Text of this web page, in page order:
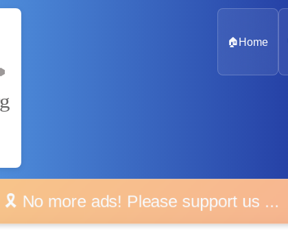
🏠 Home
🎗️ No more ads! Please support us ...